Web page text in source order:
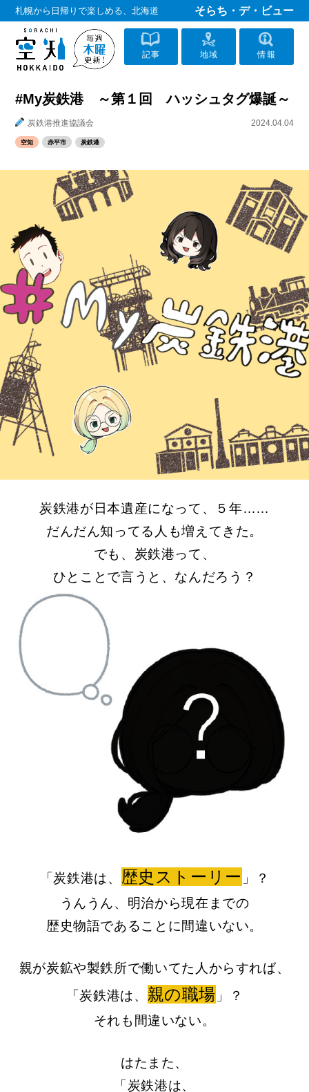
札幌から日帰りで楽しめる、北海道 そらち・デ・ビュー
記事 地域 情報
#My炭鉄港 ～第１回 ハッシュタグ爆誕～
炭鉄港推進協議会 2024.04.04
空知 赤平市 炭鉄港
炭鉄港が日本遺産になって、５年……
だんだん知ってる人も増えてきた。
でも、炭鉄港って、
ひとことで言うと、なんだろう？
「炭鉄港は、 歴史ストーリー 」？
うんうん、明治から現在までの
歴史物語であることに間違いない。
親が炭鉱や製鉄所で働いてた人からすれば、
「炭鉄港は、 親の職場 」？
それも間違いない。
はたまた、
「炭鉄港は、